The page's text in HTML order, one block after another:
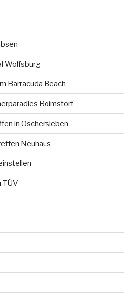
Wolfsburg
Barracuda Beach
Boimstorf
in Oschersleben
Neuhaus
TÜV